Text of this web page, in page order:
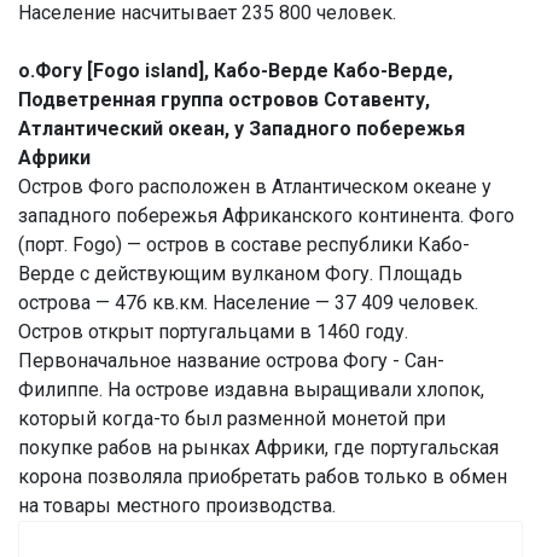
Население насчитывает 235 800 человек.
о.Фогу [Fogo island], Кабо-Верде Кабо-Верде,
Подветренная группа островов Сотавенту,
Атлантический океан, у Западного побережья
Африки
Остров Фого расположен в Атлантическом океане у
западного побережья Африканского континента. Фого
(порт. Fogo) — остров в составе республики Кабо-
Верде с действующим вулканом Фогу. Площадь
острова — 476 кв.км. Население — 37 409 человек.
Остров открыт португальцами в 1460 году.
Первоначальное название острова Фогу - Сан-
Филиппе. На острове издавна выращивали хлопок,
который когда-то был разменной монетой при
покупке рабов на рынках Африки, где португальская
корона позволяла приобретать рабов только в обмен
на товары местного производства.